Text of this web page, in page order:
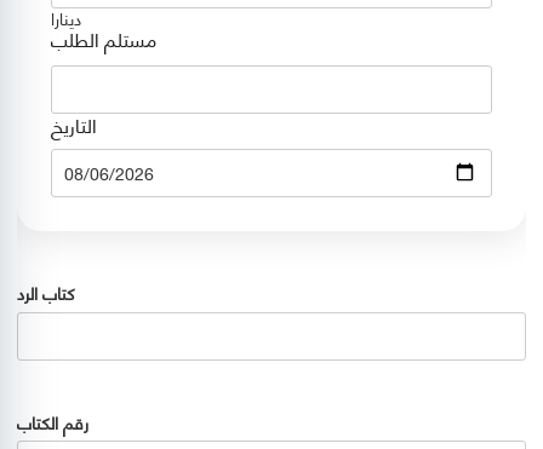
دينارا
مستلم الطلب
التاريخ
Date
كتاب الرد
رقم الكتاب